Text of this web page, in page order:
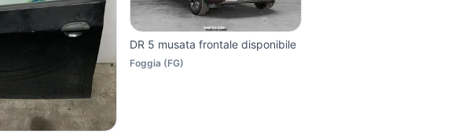
DR 5 musata frontale disponibile
Foggia (FG)